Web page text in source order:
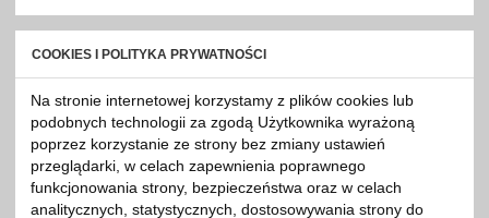
COOKIES I POLITYKA PRYWATNOŚCI
Na stronie internetowej korzystamy z plików cookies lub
podobnych technologii za zgodą Użytkownika wyrażoną
poprzez korzystanie ze strony bez zmiany ustawień
przeglądarki, w celach zapewnienia poprawnego
funkcjonowania strony, bezpieczeństwa oraz w celach
analitycznych, statystycznych, dostosowywania strony do